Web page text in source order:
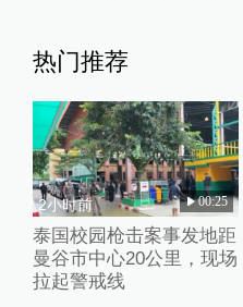
热门推荐
2小时前 00:25
泰国校园枪击案事发地距
曼谷市中心20公里，现场
拉起警戒线